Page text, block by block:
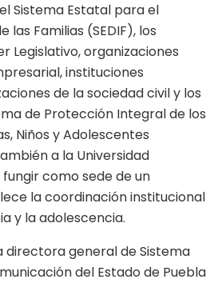
Sistema Estatal para el
las Familias (SEDIF), los
Legislativo, organizaciones
instituciones
de la sociedad civil y los
de Protección Integral de los
Niños y Adolescentes
a la Universidad
como sede de un
la coordinación institucional
y la adolescencia.
directora general de Sistema
del Estado de Puebla